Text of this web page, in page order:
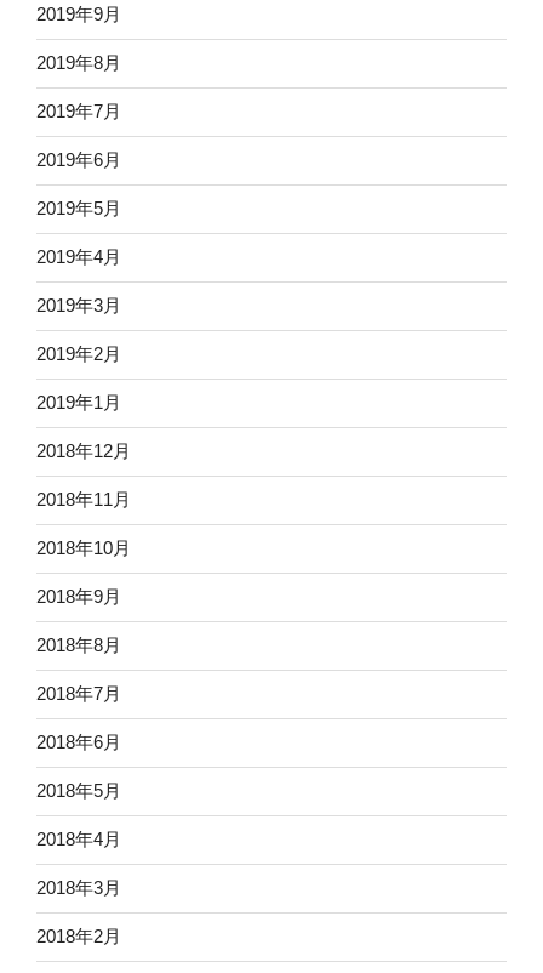
2019年9月
2019年8月
2019年7月
2019年6月
2019年5月
2019年4月
2019年3月
2019年2月
2019年1月
2018年12月
2018年11月
2018年10月
2018年9月
2018年8月
2018年7月
2018年6月
2018年5月
2018年4月
2018年3月
2018年2月